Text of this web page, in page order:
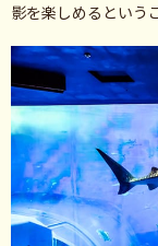
影を楽しめるという